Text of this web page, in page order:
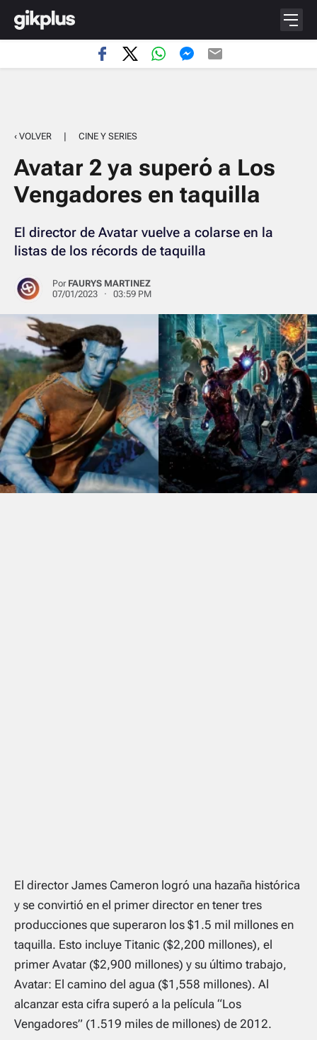
‹ VOLVER | CINE Y SERIES
Avatar 2 ya superó a Los
Vengadores en taquilla
El director de Avatar vuelve a colarse en la
listas de los récords de taquilla
Por FAURYS MARTINEZ
07/01/2023 · 03:59 PM
El director James Cameron logró una hazaña histórica
y se convirtió en el primer director en tener tres
producciones que superaron los $1.5 mil millones en
taquilla. Esto incluye Titanic ($2,200 millones), el
primer Avatar ($2,900 millones) y su último trabajo,
Avatar: El camino del agua ($1,558 millones). Al
alcanzar esta cifra superó a la película “Los
Vengadores” (1.519 miles de millones) de 2012.